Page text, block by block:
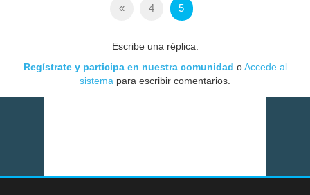
« 4 5
Escribe una réplica:
Regístrate y participa en nuestra comunidad oAccede al
sistema para escribir comentarios.